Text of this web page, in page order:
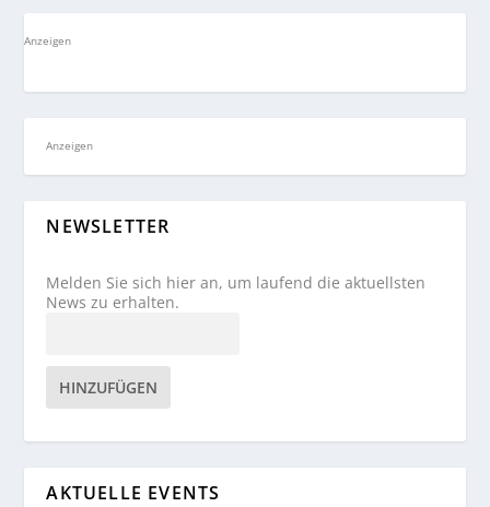
Anzeigen
Anzeigen
NEWSLETTER
Melden Sie sich hier an, um laufend die aktuellsten
News zu erhalten.
HINZUFÜGEN
AKTUELLE EVENTS